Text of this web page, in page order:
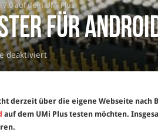
auf dem UMi Plus
für
deaktiviertfür
UMi
Tester
für
derzeit über die eigene Webseite nach
auf dem UMi Plus testen möchten.